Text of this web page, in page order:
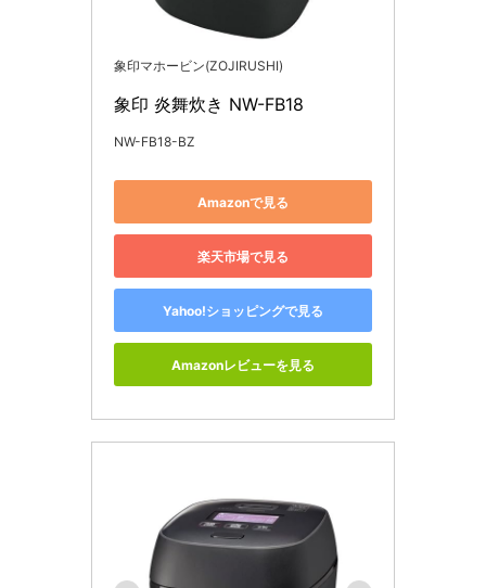
象印マホービン(ZOJIRUSHI)
象印 炎舞炊き NW-FB18
NW-FB18-BZ
Amazonで見る
楽天市場で見る
Yahoo!ショッピングで見る
Amazonレビューを見る